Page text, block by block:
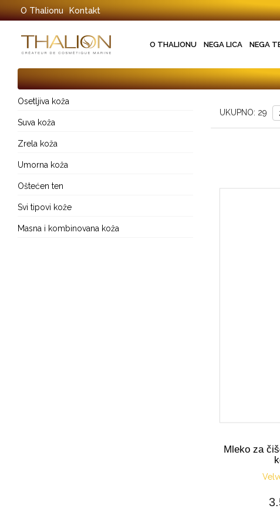
O Thalionu Kontakt
O THALIONU NEGA LICA NEGA
Osetljiva koža
Suva koža
Zrela koža
Umorna koža
Oštećen ten
Svi tipovi kože
Masna i kombinovana koža
UKUPNO: 29
Mleko za